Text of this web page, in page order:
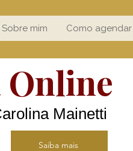
Sobre mim Como agendar
Mainetti
Saiba mais